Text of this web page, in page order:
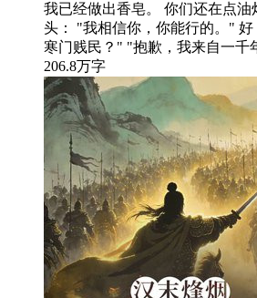
我已经做出香皂。 你们还在点
头： "我相信你，你能行的。"
寒门贱民？" "抱歉，我来自一千
206.8万字